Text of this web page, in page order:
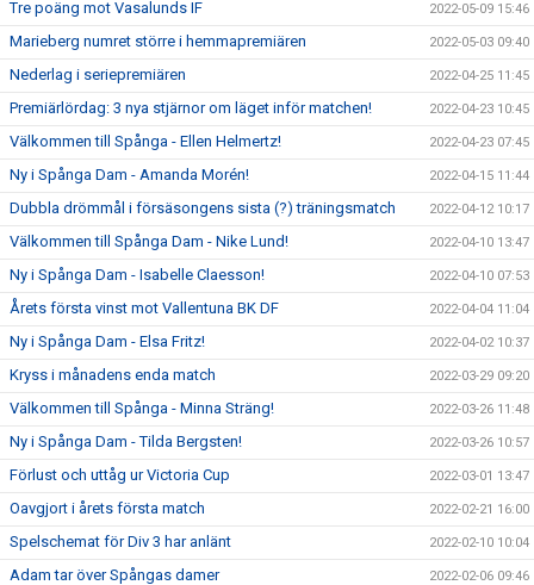
Tre poäng mot Vasalunds IF 2022-05-09 15:46
Marieberg numret större i hemmapremiären 2022-05-03 09:40
Nederlag i seriepremiären 2022-04-25 11:45
Premiärlördag: 3 nya stjärnor om läget inför matchen! 2022-04-23 10:45
Välkommen till Spånga - Ellen Helmertz! 2022-04-23 07:45
Ny i Spånga Dam - Amanda Morén! 2022-04-15 11:44
Dubbla drömmål i försäsongens sista (?) träningsmatch 2022-04-12 10:17
Välkommen till Spånga Dam - Nike Lund! 2022-04-10 13:47
Ny i Spånga Dam - Isabelle Claesson! 2022-04-10 07:53
Årets första vinst mot Vallentuna BK DF 2022-04-04 11:04
Ny i Spånga Dam - Elsa Fritz! 2022-04-02 10:37
Kryss i månadens enda match 2022-03-29 09:20
Välkommen till Spånga - Minna Sträng! 2022-03-26 11:48
Ny i Spånga Dam - Tilda Bergsten! 2022-03-26 10:57
Förlust och uttåg ur Victoria Cup 2022-03-01 13:47
Oavgjort i årets första match 2022-02-21 16:00
Spelschemat för Div 3 har anlänt 2022-02-10 10:04
Adam tar över Spångas damer 2022-02-06 09:46